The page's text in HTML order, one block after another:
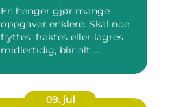
En henger gjør mange
oppgaver enklere. Skal noe
flyttes, fraktes eller lagres
midlertidig, blir alt ...
09. jul